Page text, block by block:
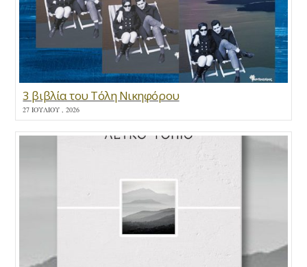
3 βιβλία του Τόλη Νικηφόρου
27 ΙΟΥΛΊΟΥ , 2026